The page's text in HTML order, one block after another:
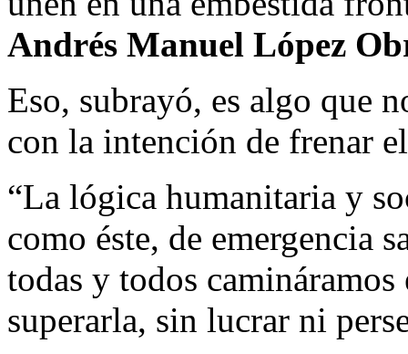
Andrés Manuel López
Eso, subrayó, es algo que
con la intención de frenar
“La lógica humanitaria y
como éste, de emergencia
todas y todos
superarla, sin lucrar ni